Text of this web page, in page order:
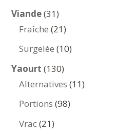
produits
Viande 3131
produits
Fraîche 2121
produits
Surgelée 1010
Yaourt 130130
produits
Alternatives 1111
Portions 9898
Vrac 2121